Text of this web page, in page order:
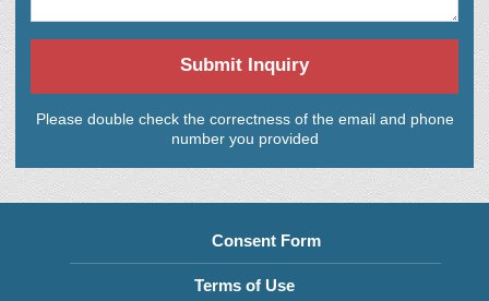
Submit Inquiry
Please double check the correctness of the email and phone
number you provided
Consent Form
Terms of Use